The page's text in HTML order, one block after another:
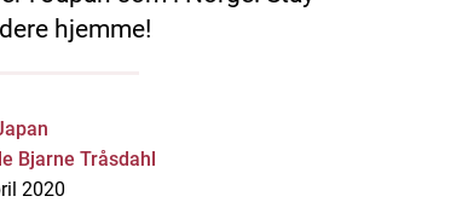
hjemme!
Bjarne Tråsdahl
2020